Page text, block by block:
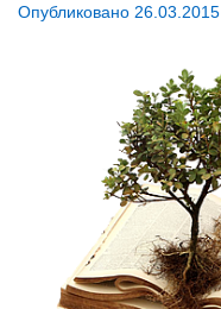
Опубликовано 26.03.2015